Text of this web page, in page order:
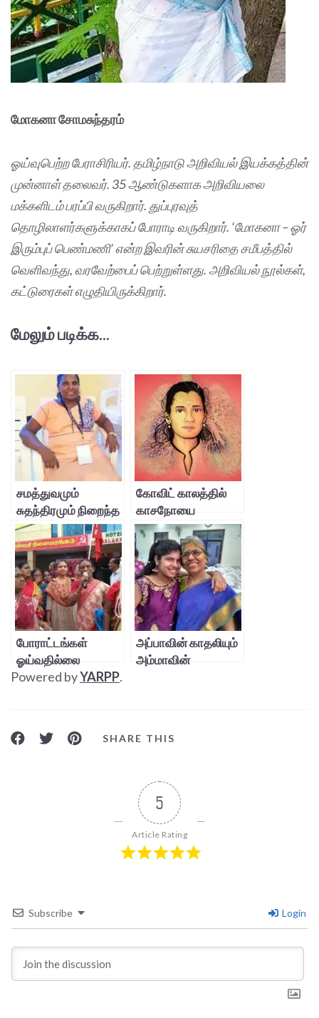
மோகனா சோமசுந்தரம்
ஓய்வுபெற்ற பேராசிரியர். தமிழ்நாடு அறிவியல் இயக்கத்தின்
முன்னாள் தலைவர். 35 ஆண்டுகளாக அறிவியலை
மக்களிடம் பரப்பி வருகிறார். துப்புரவுத்
தொழிலாளர்களுக்காகப் போராடி வருகிறார். ‘மோகனா – ஓர்
இரும்புப் பெண்மணி’ என்ற இவரின் சுயசரிதை சமீபத்தில்
வெளிவந்து, வரவேற்பைப் பெற்றுள்ளது. அறிவியல் நூல்கள்,
கட்டுரைகள் எழுதியிருக்கிறார்.
மேலும் படிக்க...
சமத்துவமும்
சுதந்திரமும் நிறைந்த
வாழ்க்கை!
கோவிட் காலத்தில்
காசநோயை
சமாளித்தல்
போராட்டங்கள்
ஓய்வதில்லை
அப்பாவின் காதலியும்
அம்மாவின்
Powered byYARPP.
SHARE THIS
5
Article Rating
Subscribe Login